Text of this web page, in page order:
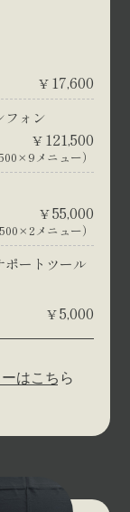
¥ 17,600
フォン
¥ 121,500
メニュー）
¥55,000
メニュー）
ポートツール
¥5,000
はこちら